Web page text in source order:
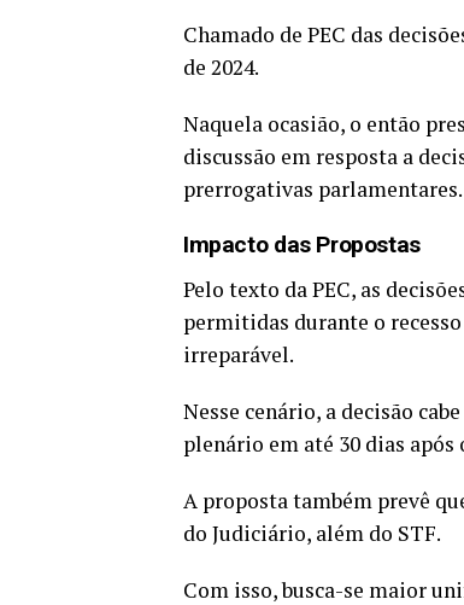
Chamado de PEC das
de 2024.
Naquela ocasião, o então
discussão em resposta a
prerrogativas parlamentares.
Impacto das Propostas
Pelo texto da PEC, as
permitidas durante o
irreparável.
Nesse cenário, a decisão
plenário em até 30 dias após
A proposta também prevê
do Judiciário, além do STF.
Com isso, busca-se maior